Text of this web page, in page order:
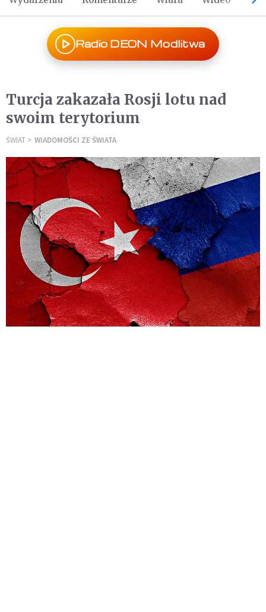
Radio DEON Modlitwa
Turcja zakazała Rosji lotu nad
swoim terytorium
ŚWIAT WIADOMOŚCI ZE ŚWIATA